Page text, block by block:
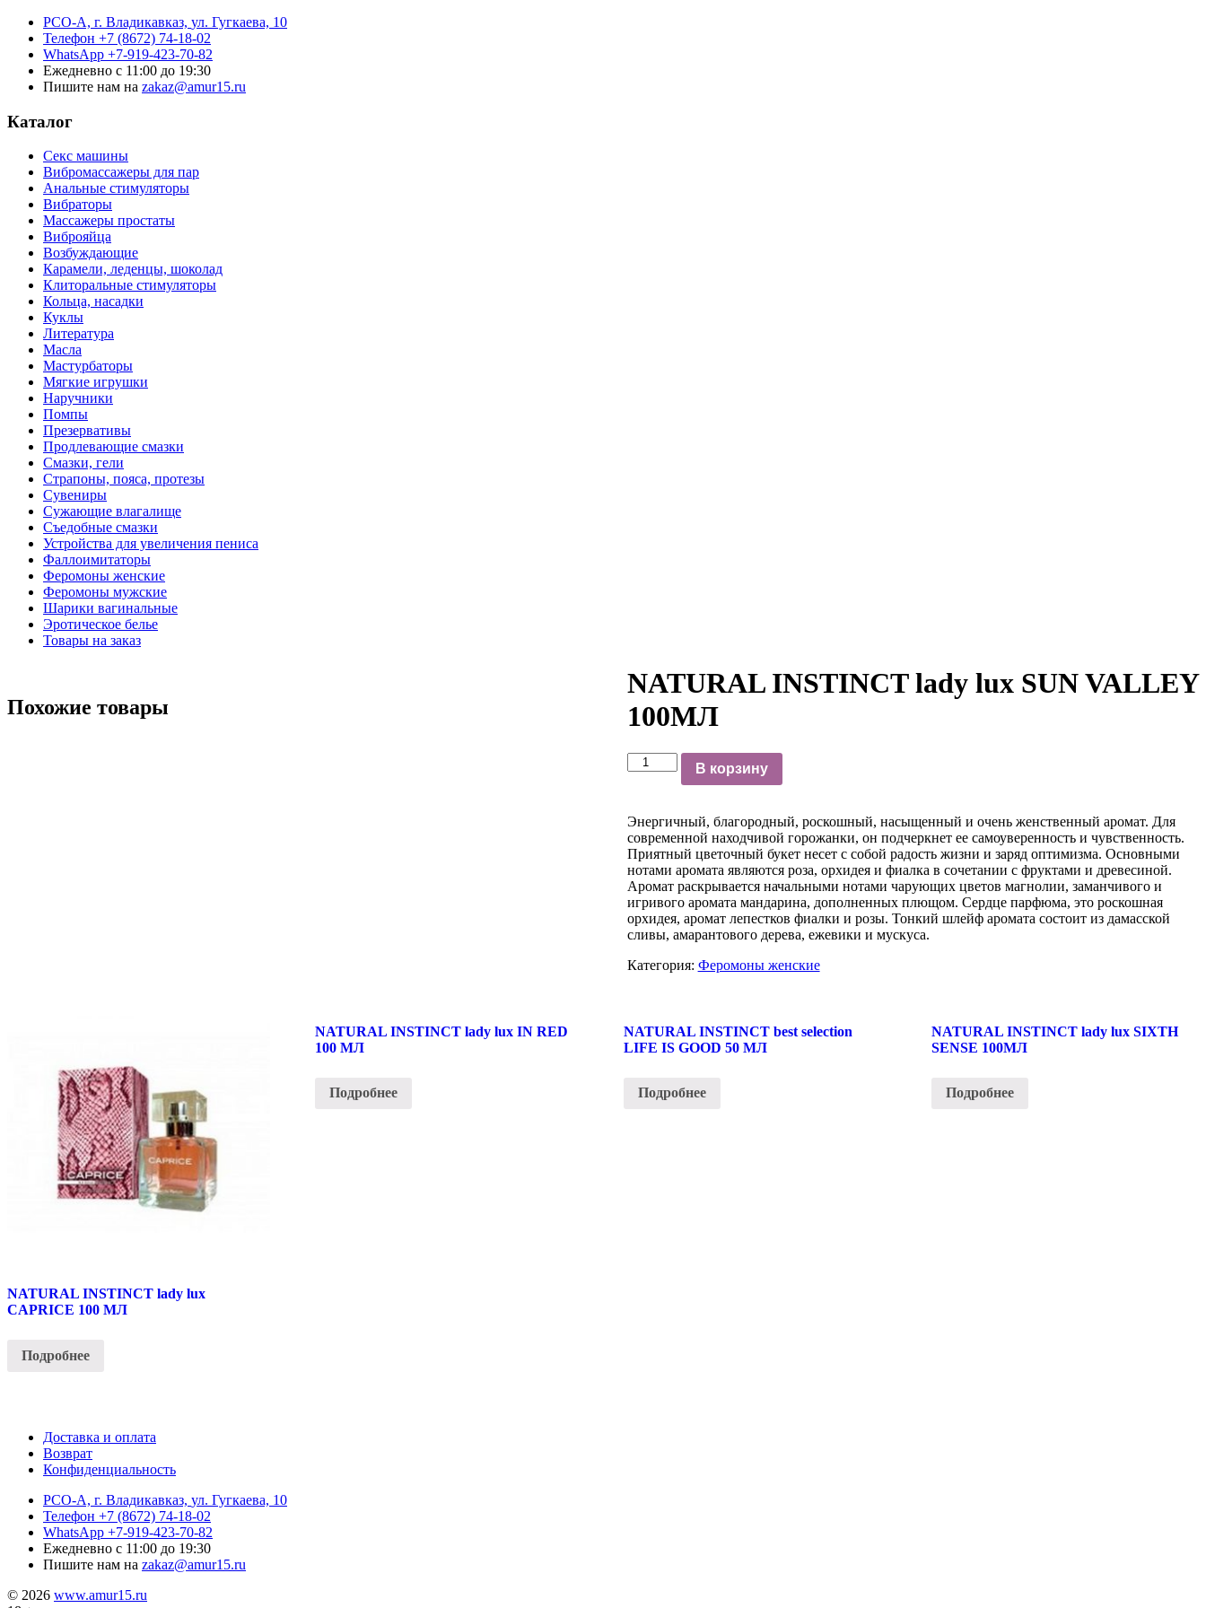
РСО-А, г. Владикавказ, ул. Гугкаева, 10
Телефон +7 (8672) 74-18-02
WhatsApp +7-919-423-70-82
Ежедневно с 11:00 до 19:30
Пишите нам на zakaz@amur15.ru
Каталог
Секс машины
Вибромассажеры для пар
Анальные стимуляторы
Вибраторы
Массажеры простаты
Виброяйца
Возбуждающие
Карамели, леденцы, шоколад
Клиторальные стимуляторы
Кольца, насадки
Куклы
Литература
Масла
Мастурбаторы
Мягкие игрушки
Наручники
Помпы
Презервативы
Продлевающие смазки
Смазки, гели
Страпоны, пояса, протезы
Сувениры
Сужающие влагалище
Съедобные смазки
Устройства для увеличения пениса
Фаллоимитаторы
Феромоны женские
Феромоны мужские
Шарики вагинальные
Эротическое белье
Товары на заказ
NATURAL INSTINCT lady lux SUN VALLEY
100МЛ
В корзину
Энергичный, благородный, роскошный, насыщенный и очень женственный аромат. Для
современной находчивой горожанки, он подчеркнет ее самоуверенность и чувственность.
Приятный цветочный букет несет с собой радость жизни и заряд оптимизма. Основными
нотами аромата являются роза, орхидея и фиалка в сочетании с фруктами и древесиной.
Аромат раскрывается начальными нотами чарующих цветов магнолии, заманчивого и
игривого аромата мандарина, дополненных плющом. Сердце парфюма, это роскошная
орхидея, аромат лепестков фиалки и розы. Тонкий шлейф аромата состоит из дамасской
сливы, амарантового дерева, ежевики и мускуса.
Категория: Феромоны женские
Похожие товары
NATURAL INSTINCT lady lux
CAPRICE 100 МЛ
Подробнее
NATURAL INSTINCT lady lux IN RED
100 МЛ
Подробнее
NATURAL INSTINCT best selection
LIFE IS GOOD 50 МЛ
Подробнее
NATURAL INSTINCT lady lux SIXTH
SENSE 100МЛ
Подробнее
Доставка и оплата
Возврат
Конфиденциальность
РСО-А, г. Владикавказ, ул. Гугкаева, 10
Телефон +7 (8672) 74-18-02
WhatsApp +7-919-423-70-82
Ежедневно с 11:00 до 19:30
Пишите нам на zakaz@amur15.ru
© 2026 www.amur15.ru